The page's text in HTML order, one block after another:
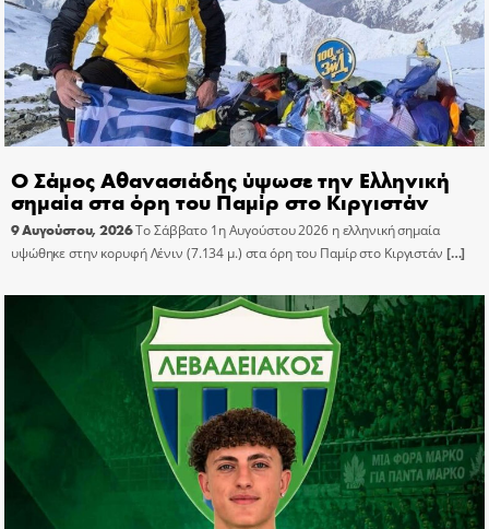
Ο Σάμος Αθανασιάδης ύψωσε την Ελληνική
σημαία στα όρη του Παμίρ στο Κιργιστάν
9 Αυγούστου, 2026Το Σάββατο 1η Αυγούστου 2026 η ελληνική σημαία
υψώθηκε στην κορυφή Λένιν (7.134 μ.) στα όρη του Παμίρ στο Κιργιστάν […]